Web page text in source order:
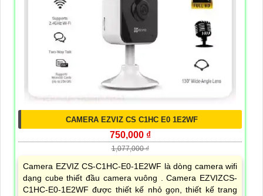
CAMERA EZVIZ CS C1HC E0 1E2WF
750,000 ₫
1,077,000 ₫
Camera EZVIZ CS-C1HC-E0-1E2WF là dòng camera wifi
dạng cube thiết đầu camera vuông . Camera EZVIZCS-
C1HC-E0-1E2WF được thiết kế nhỏ gọn, thiết kế trang